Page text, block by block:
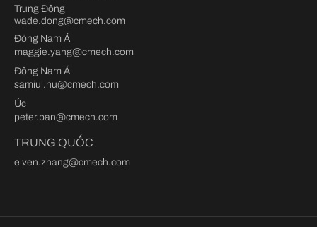
Trung Đông
wade.dong@cmech.com
Đông Nam Á
maggie.yang@cmech.com
Đông Nam Á
samiul.hu@cmech.com
Úc
peter.pan@cmech.com
TRUNG QUỐC
elven.zhang@cmech.com